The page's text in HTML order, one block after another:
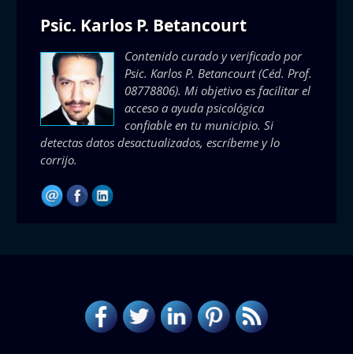
Psic. Karlos P. Betancourt
Contenido curado y verificado por
Psic. Karlos P. Betancourt(Céd. Prof.
08778806). Mi objetivo es facilitar el
acceso a ayuda psicológica
confiable en tu municipio. Si
detectas datos desactualizados, escríbeme y lo
corrijo.